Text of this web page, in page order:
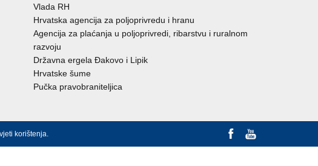
Vlada RH
Hrvatska agencija za poljoprivredu i hranu
Agencija za plaćanja u poljoprivredi, ribarstvu i ruralnom
razvoju
Državna ergela Đakovo i Lipik
Hrvatske šume
Pučka pravobraniteljica
korištenja.